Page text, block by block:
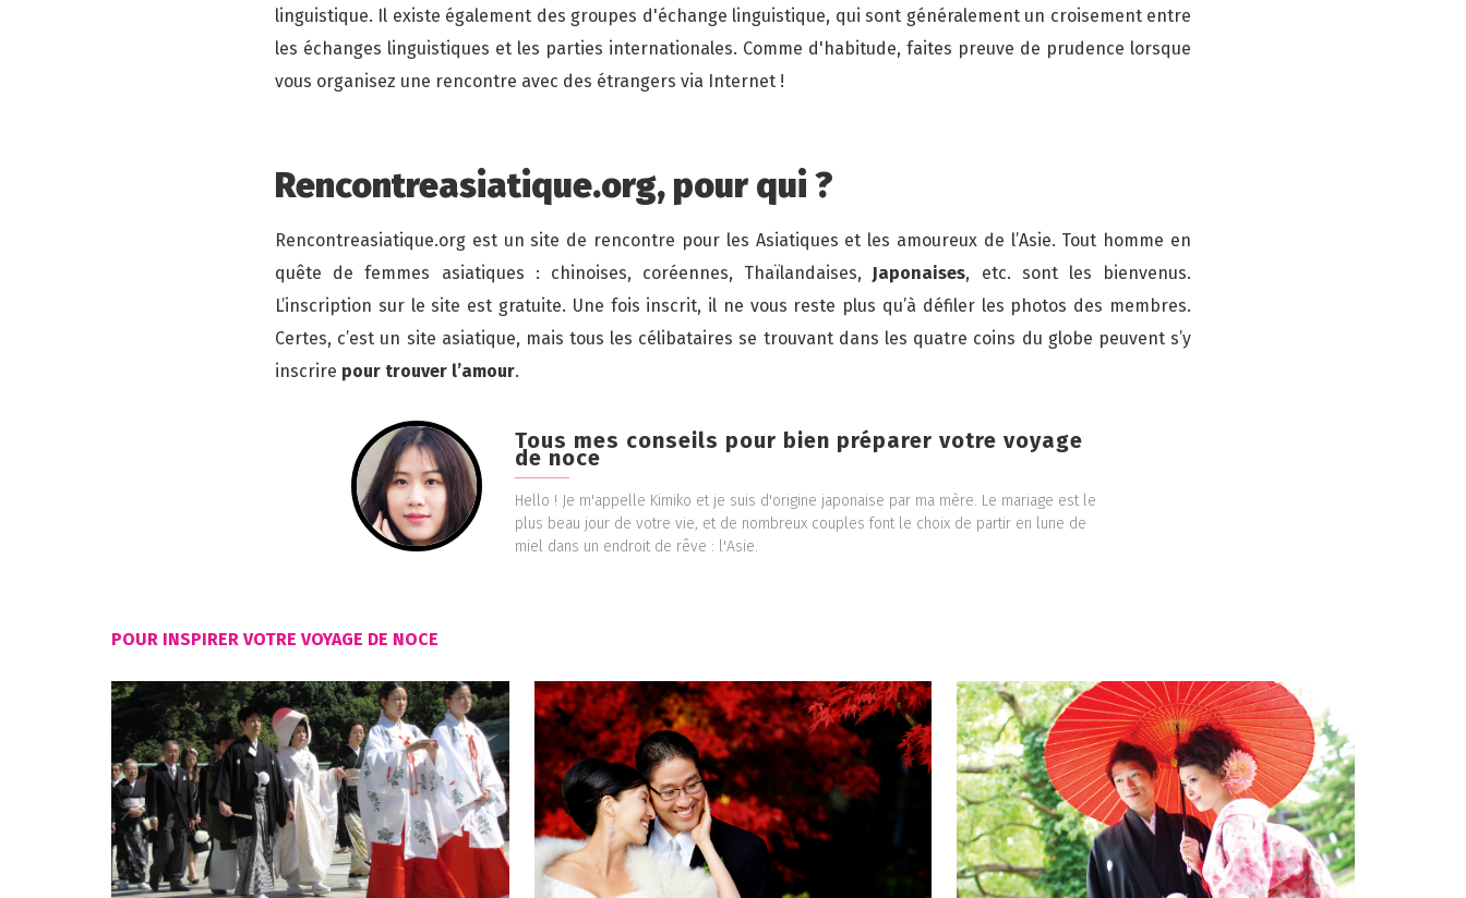
linguistique. Il existe également des groupes d'échange linguistique, qui sont généralement un croisement entre
les échanges linguistiques et les parties internationales. Comme d'habitude, faites preuve de prudence lorsque
vous organisez une rencontre avec des étrangers via Internet !
Rencontreasiatique.org, pour qui ?
Rencontreasiatique.org est un site de rencontre pour les Asiatiques et les amoureux de l’Asie. Tout homme en
quête de femmes asiatiques : chinoises, coréennes, Thaïlandaises, Japonaises, etc. sont les bienvenus.
L’inscription sur le site est gratuite. Une fois inscrit, il ne vous reste plus qu’à défiler les photos des membres.
Certes, c’est un site asiatique, mais tous les célibataires se trouvant dans les quatre coins du globe peuvent s’y
inscrire pour trouver l’amour.
Tous mes conseils pour bien préparer votre voyage
de noce
Hello ! Je m'appelle Kimiko et je suis d'origine japonaise par ma mère. Le mariage est le
plus beau jour de votre vie, et de nombreux couples font le choix de partir en lune de
miel dans un endroit de rêve : l'Asie.
POUR INSPIRER VOTRE VOYAGE DE NOCE